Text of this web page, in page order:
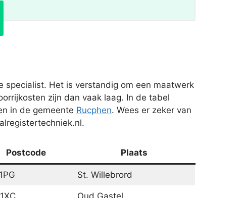
Het is verstandig om een maatwerk
zijn dan vaak laag. In de tabel
in de gemeente Rucphen. Wees er zeker van
Postcode Plaats
St. Willebrord